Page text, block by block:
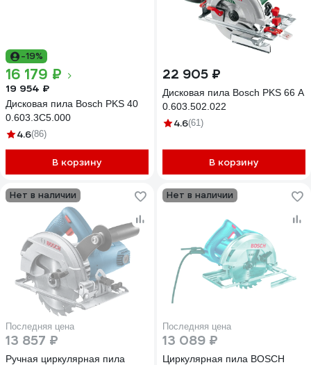
-19%
16 179 ₽
19 954 ₽
Дисковая пила Bosch PKS 40
0.603.3C5.000
4.6(86)
В корзину
22 905 ₽
Дисковая пила Bosch PKS 66 A
0.603.502.022
4.6(61)
В корзину
Нет в наличии
Последняя цена
13 857 ₽
Ручная циркулярная пила
Нет в наличии
Последняя цена
13 089 ₽
Циркулярная пила BOSCH